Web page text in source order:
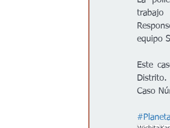
equipo
Este
Distrito.
Caso